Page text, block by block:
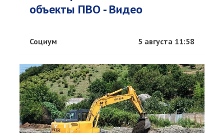
объекты ПВО - Видео
Социум 5 августа 11:58